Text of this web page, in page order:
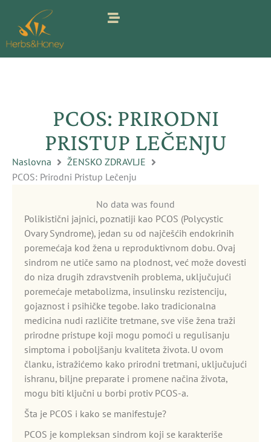
sadržaj
PCOS: PRIRODNI
PRISTUP LEČENJU
Naslovna
ŽENSKO ZDRAVLJE
PCOS: Prirodni Pristup Lečenju
No data was found
Polikistični jajnici, poznatiji kao PCOS (Polycystic
Ovary Syndrome), jedan su od najčešćih endokrinih
poremećaja kod žena u reproduktivnom dobu. Ovaj
sindrom ne utiče samo na plodnost, već može dovesti
do niza drugih zdravstvenih problema, uključujući
poremećaje metabolizma, insulinsku rezistenciju,
gojaznost i psihičke tegobe. Iako tradicionalna
medicina nudi različite tretmane, sve više žena traži
prirodne pristupe koji mogu pomoći u regulisanju
simptoma i poboljšanju kvaliteta života. U ovom
članku, istražićemo kako prirodni tretmani, uključujući
ishranu, biljne preparate i promene načina života,
mogu biti ključni u borbi protiv PCOS-a.
Šta je PCOS i kako se manifestuje?
PCOS je kompleksan sindrom koji se karakteriše